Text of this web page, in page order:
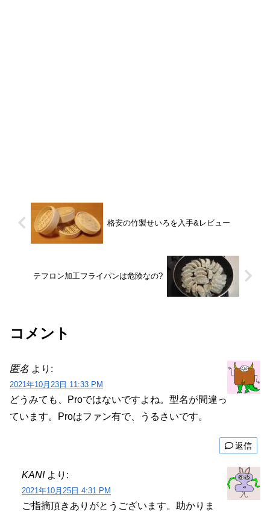
格安の竹製せいろを入手&レビュー
テフロン加工フライパンは危険なの?
コメント
匿名 より:
2021年10月23日 11:33 PM
どうみても、Proではないですよね。型名が間違っ
ています。Proはファン有で、うるさいです。
返信
KANI より:
2021年10月25日 4:31 PM
ご指摘頂きありがとうございます。助かりま